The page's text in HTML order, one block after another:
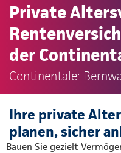
Private
der
Continentale:
Ihre private
planen, sicher
Bauen Sie gezielt